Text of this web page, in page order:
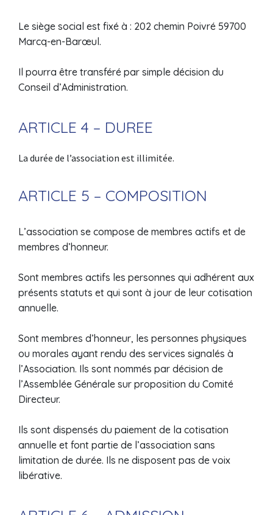
Le siège social est fixé à : 202 chemin Poivré 59700
Marcq-en-Barœul.
Il pourra être transféré par simple décision du
Conseil d’Administration.
ARTICLE 4 – DUREE
La durée de l’association est illimitée.
ARTICLE 5 – COMPOSITION
L’association se compose de membres actifs et de
membres d’honneur.
Sont membres actifs les personnes qui adhérent aux
présents statuts et qui sont à jour de leur cotisation
annuelle.
Sont membres d’honneur, les personnes physiques
ou morales ayant rendu des services signalés à
l’Association. Ils sont nommés par décision de
l’Assemblée Générale sur proposition du Comité
Directeur.
Ils sont dispensés du paiement de la cotisation
annuelle et font partie de l’association sans
limitation de durée. Ils ne disposent pas de voix
libérative.